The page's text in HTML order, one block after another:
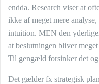
endda. Research viser at
ikke af meget mere
intuition. MEN den
at beslutningen bliver
Til gengæld forsinker det
Det gælder fx strategisk